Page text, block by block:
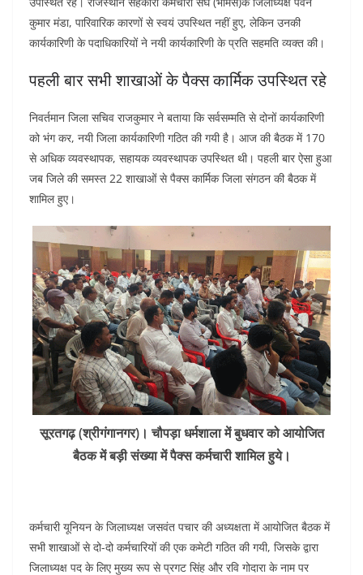
कुमार मंडा, पारिवारिक कारणों से स्वयं उपस्थित नहीं हुए, लेकिन उनकी
कार्यकारिणी के पदाधिकारियों ने नयी कार्यकारिणी के प्रति सहमति व्यक्त की।
पहली बार सभी शाखाओं के पैक्स कार्मिक उपस्थित रहे
निवर्तमान जिला सचिव राजकुमार ने बताया कि सर्वसम्मति से दोनों कार्यकारिणी
को भंग कर, नयी जिला कार्यकारिणी गठित की गयी है। आज की बैठक में 170
से अधिक व्यवस्थापक, सहायक व्यवस्थापक उपस्थित थी। पहली बार ऐसा हुआ
जब जिले की समस्त 22 शाखाओं से पैक्स कार्मिक जिला संगठन की बैठक में
शामिल हुए।
सूरतगढ़ (श्रीगंगानगर)। चौपड़ा धर्मशाला में बुधवार को आयोजित
बैठक में बड़ी संख्या में पैक्स कर्मचारी शामिल हुये।
कर्मचारी यूनियन के जिलाध्यक्ष जसवंत पचार की अध्यक्षता में आयोजित बैठक में
सभी शाखाओं से दो-दो कर्मचारियों की एक कमेटी गठित की गयी, जिसके द्वारा
जिलाध्यक्ष पद के लिए मुख्य रूप से प्रगट सिंह और रवि गोदारा के नाम पर